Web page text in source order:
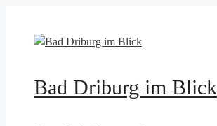
springen
Bad Driburg im Blick